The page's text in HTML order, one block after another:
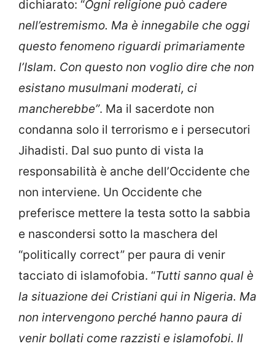
dichiarato: “Ogni religione può cadere
nell’estremismo. Ma è innegabile che oggi
questo fenomeno riguardi primariamente
l’Islam. Con questo non voglio dire che non
esistano musulmani moderati, ci
mancherebbe”. Ma il sacerdote non
condanna solo il terrorismo e i persecutori
Jihadisti. Dal suo punto di vista la
responsabilità è anche dell’Occidente che
non interviene. Un Occidente che
preferisce mettere la testa sotto la sabbia
e nascondersi sotto la maschera del
“politically correct” per paura di venir
tacciato di islamofobia. “Tutti sanno qual è
la situazione dei Cristiani qui in Nigeria. Ma
non intervengono perché hanno paura di
venir bollati come razzisti e islamofobi. Il